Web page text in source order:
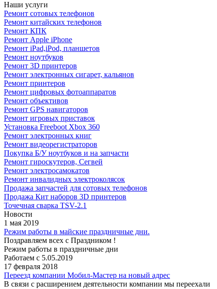
Наши услуги
Ремонт сотовых телефонов
Ремонт китайских телефонов
Ремонт КПК
Ремонт Apple iPhone
Ремонт iPad,iPod, планшетов
Ремонт ноутбуков
Ремонт 3D принтеров
Ремонт электронных сигарет, кальянов
Ремонт принтеров
Ремонт цифровых фотоаппаратов
Ремонт объективов
Ремонт GPS навигаторов
Ремонт игровых приставок
Установка Freeboot Xbox 360
Ремонт электронных книг
Ремонт видеорегистраторов
Покупка Б/У ноутбуков и на запчасти
Ремонт гироскутеров, Сегвей
Ремонт электросамокатов
Ремонт инвалидных электроколясок
Продажа запчастей для сотовых телефонов
Продажа Кит наборов 3D принтеров
Точечная сварка TSV-2.1
Новости
1 мая 2019
Режим работы в майские праздничные дни.
Поздравляем всех с Праздником !
Режим работы в праздничные дни
Работаем с 5.05.2019
17 февраля 2018
Переезд компании Мобил-Мастер на новый адрес
В связи с расширением деятельности компании мы переехали